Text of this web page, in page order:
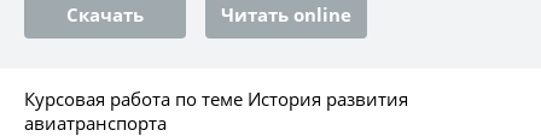
Скачать Читать online
Курсовая работа по теме История развития
авиатранспорта